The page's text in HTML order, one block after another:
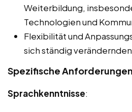
Weiterbildung,
Technologien und
Flexibilität und
sich ständig
Spezifische
Sprachkenntnisse: